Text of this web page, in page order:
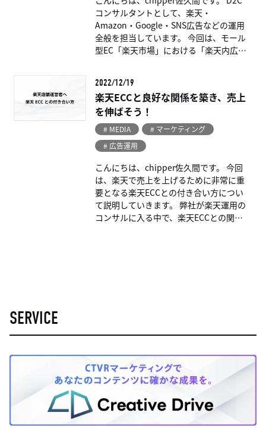
コンサルタントとして、楽天・
Amazon・Google・SNS広告などの運用
全般を担当しています。 今回は、モール
型EC「楽天市場」における「楽天内広
2022/12/19
楽天ECCと良好な関係を築き、売上
を伸ばそう！
# MEDIA
# マーケティング
# 広告運用
こんにちは、chipper佐久間です。 今回
は、楽天で売上を上げるために非常に重
要となる楽天ECCとの付き合い方につい
て説明していきます。 弊社が楽天運用の
コンサルに入る中で、楽天ECCとの関係
SERVICE